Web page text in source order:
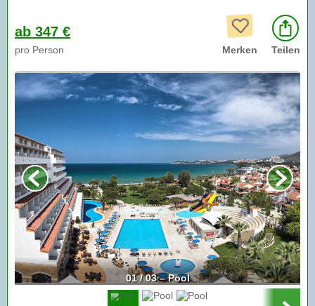
ab 347 €
pro Person Merken Teilen
01 / 03 – Pool